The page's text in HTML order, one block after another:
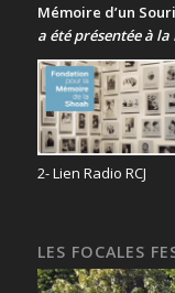
Mémoire d’un
a été présentéeà la
2- Lien Radio RCJ
LES FOCALES